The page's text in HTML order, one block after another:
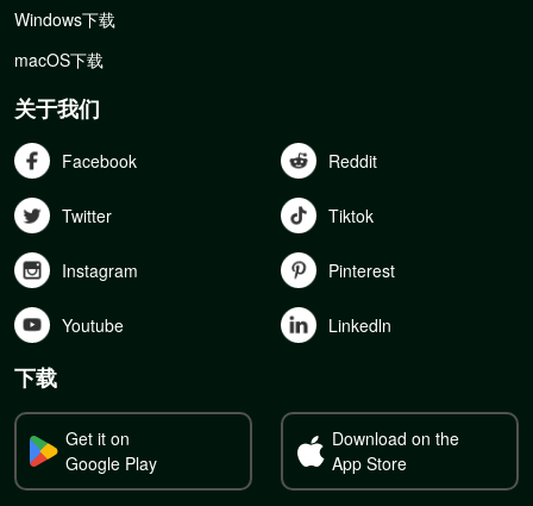
Windows下载
macOS下载
关于我们
Facebook Reddit
Twitter Tiktok
Instagram Pinterest
Youtube Linkedln
下载
Get it on
Google Play
Download on the
App Store